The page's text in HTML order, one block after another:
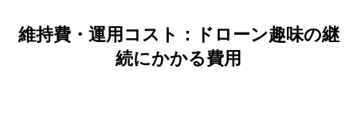
維持費・運用コスト：ドローン趣味の継
続にかかる費用